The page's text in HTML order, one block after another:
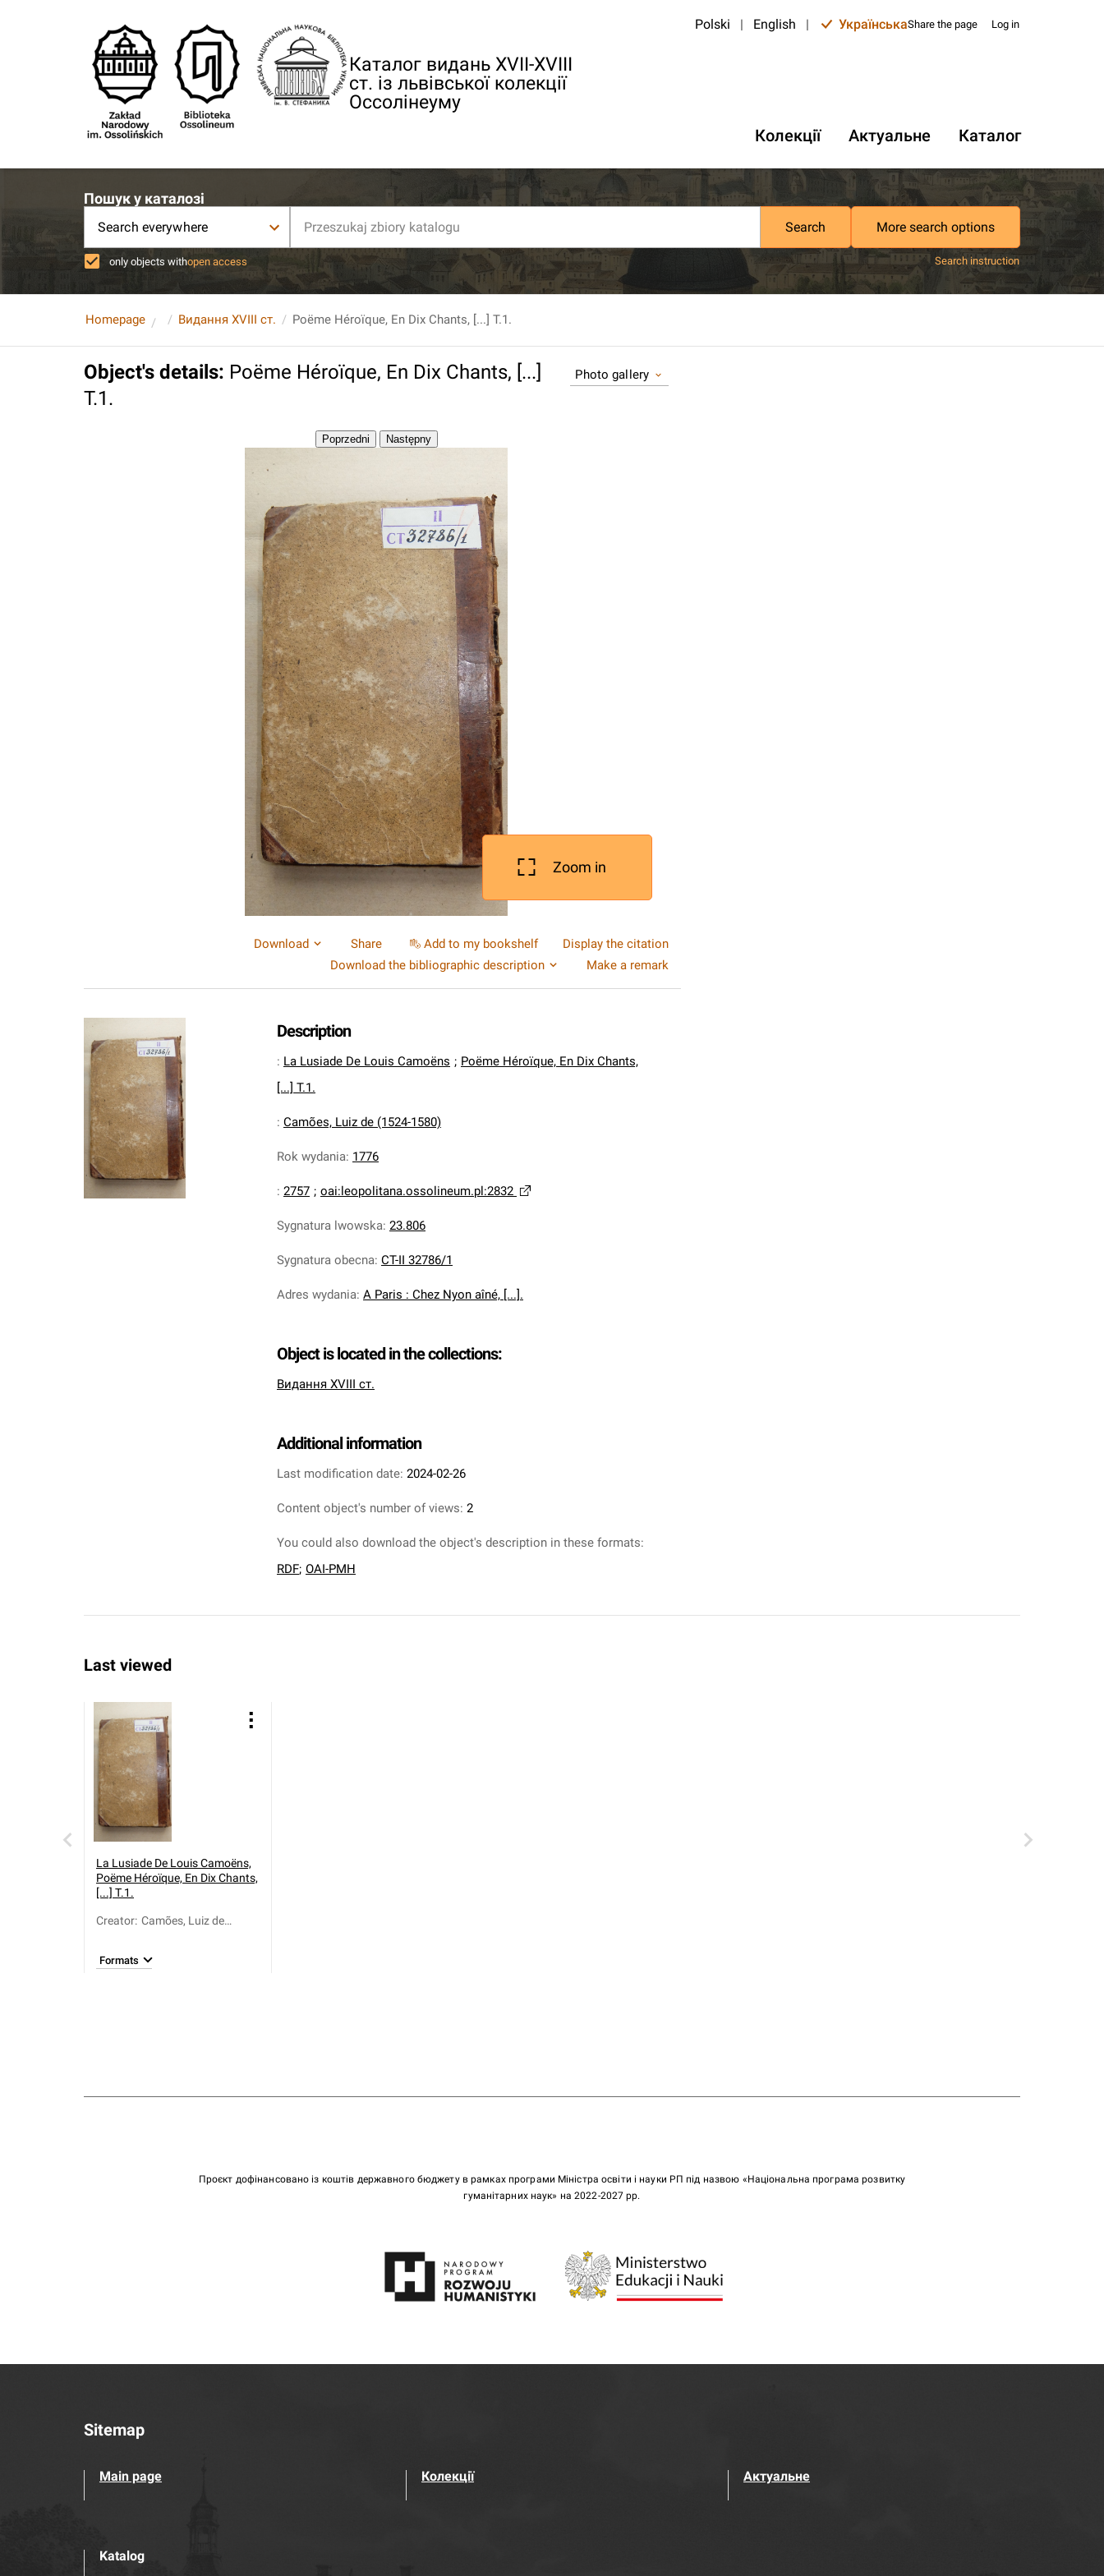
Каталог видань XVII-XVIII
ст. із львівської колекції
Оссолінеуму
Polski | English | УкраїнськаShare the page Log in
Колекції Актуальне Каталог
Пошук у каталозі
Search everywhere Search More search options
only objects withopen access Search instruction
Homepage Видання XVIII ст. Poëme Héroïque, En Dix Chants, [...] T.1.
Object's details: Poëme Héroïque, En Dix Chants, [...]
T.1.
Photo gallery
Zoom in
Download Share Add to my bookshelf
Display the citation
Download the bibliographic description
Make a remark
Description
: La Lusiade De Louis Camoëns ; Poëme Héroïque, En Dix Chants,
[...] T.1.
: Camões, Luiz de (1524-1580)
Rok wydania: 1776
: 2757 ; oai:leopolitana.ossolineum.pl:2832
Sygnatura lwowska: 23.806
Sygnatura obecna: CT-II 32786/1
Adres wydania: A Paris : Chez Nyon aîné, [...].
Object is located in the collections:
Видання XVIII ст.
Additional information
Last modification date: 2024-02-26
Content object's number of views: 2
You could also download the object's description in these formats:
RDF; OAI-PMH
Last viewed
La Lusiade De Louis Camoëns,
Poëme Héroïque, En Dix Chants,
[...] T.1.
Creator: Camões, Luiz de
Formats
Проєкт дофінансовано із коштів державного бюджету в рамках програми Міністра освіти і науки РП під назвою «Національна програма розвитку
гуманітарних наук» на 2022-2027 рр.
Sitemap
Main page Колекції Актуальне
Katalog